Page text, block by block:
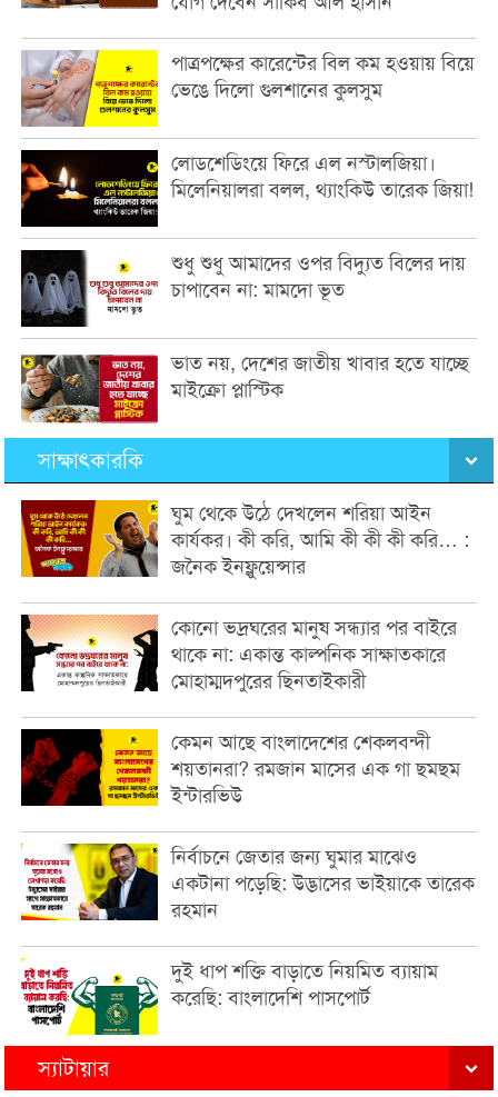
পাত্রপক্ষের কারেন্টের বিল কম হওয়ায় বিয়ে
ভেঙে দিলো গুলশানের কুলসুম
লোডশেডিংয়ে ফিরে এল নস্টালজিয়া।
মিলেনিয়ালরা বলল, থ্যাংকিউ তারেক জিয়া!
শুধু শুধু আমাদের ওপর বিদ্যুত বিলের দায়
চাপাবেন না: মামদো ভূত
ভাত নয়, দেশের জাতীয় খাবার হতে যাচ্ছে
মাইক্রো প্লাস্টিক
সাক্ষাৎকারকি
ঘুম থেকে উঠে দেখলেন শরিয়া আইন
কার্যকর। কী করি, আমি কী কী কী করি… :
জনৈক ইনফ্লুয়েন্সার
কোনো ভদ্রঘরের মানুষ সন্ধ্যার পর বাইরে
থাকে না: একান্ত কাল্পনিক সাক্ষাতকারে
মোহাম্মদপুরের ছিনতাইকারী
কেমন আছে বাংলাদেশের শেকলবন্দী
শয়তানরা? রমজান মাসের এক গা ছমছম
ইন্টারভিউ
নির্বাচনে জেতার জন্য ঘুমার মাঝেও
একটানা পড়েছি: উদ্ভাসের ভাইয়াকে তারেক
রহমান
দুই ধাপ শক্তি বাড়াতে নিয়মিত ব্যায়াম
করেছি: বাংলাদেশি পাসপোর্ট
স্যাটায়ার